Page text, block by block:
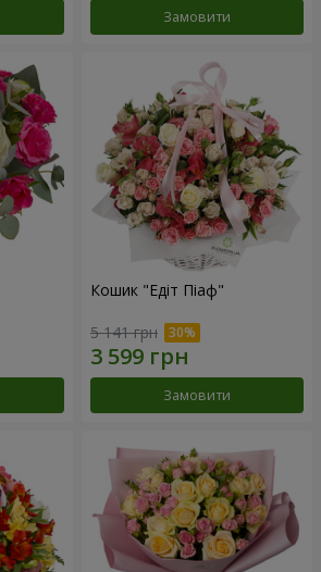
Замовити
Кошик "Едіт Піаф"
5 141 грн
Замовити